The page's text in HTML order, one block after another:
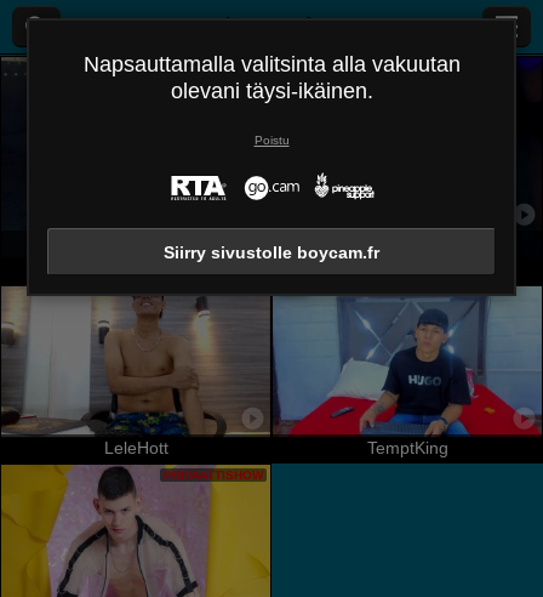
JuanmHata
LeleHott TemptKing
PRIVAATTISHOW
Napsauttamalla valitsinta alla vakuutan
olevani täysi-ikäinen.
Poistu
Siirry sivustolle boycam.fr